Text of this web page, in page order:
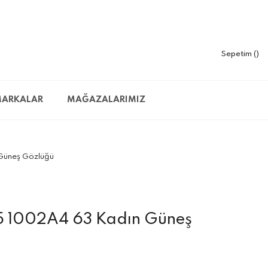
Sepetim
MAĞAZALARIMIZ
Gözlüğü
1002A4 63 Kadın Güneş